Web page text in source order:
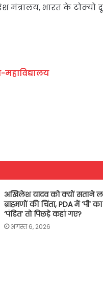
मंत्रालय, भारत के टोक्यो
अखिलेश यादव को क्यों सताने
ब्राह्मणों की चिंता, PDA में ‘पी’
‘पंडित’ तो पिछड़े कहां गए?
अगस्त 6, 2026